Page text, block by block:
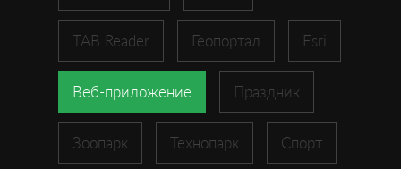
TAB Reader Геопортал Esri
Веб-приложение Праздник
Зоопарк Технопарк Спорт